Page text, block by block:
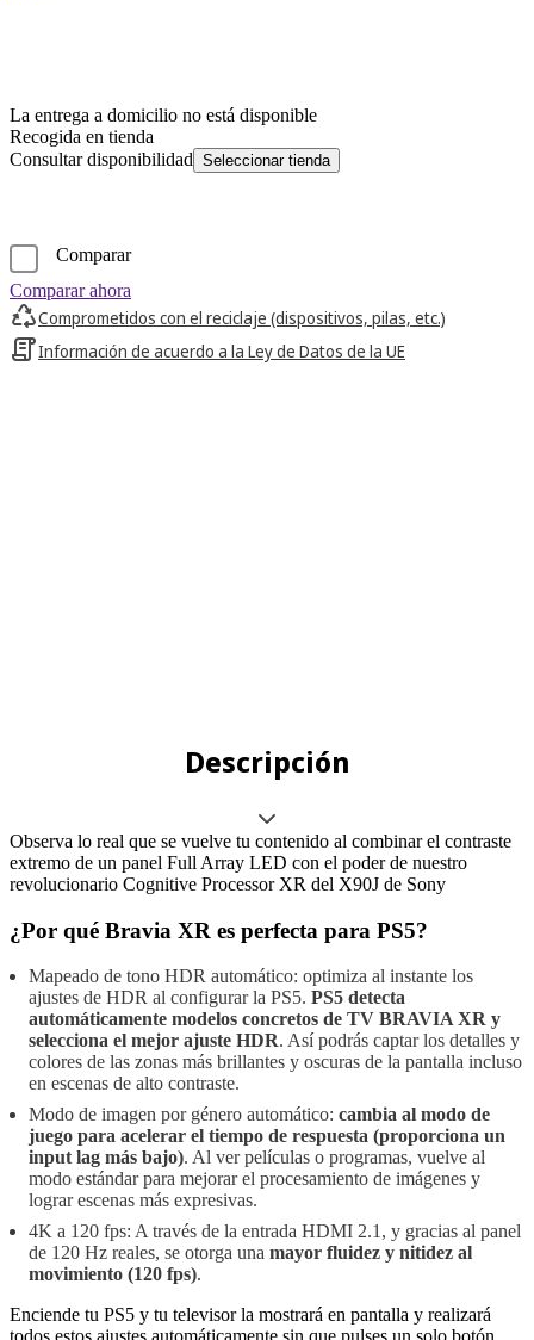
La entrega a domicilio no está disponible
Recogida en tienda
Consultar disponibilidad Seleccionar tienda
Comparar
Comparar ahora
Comprometidos con el reciclaje (dispositivos, pilas, etc.)
Información de acuerdo a la Ley de Datos de la UE
Descripción
Observa lo real que se vuelve tu contenido al combinar el contraste
extremo de un panel Full Array LED con el poder de nuestro
revolucionario Cognitive Processor XR del X90J de Sony
¿Por qué Bravia XR es perfecta para PS5?
Mapeado de tono HDR automático: optimiza al instante los
ajustes de HDR al configurar la PS5. PS5 detecta
automáticamente modelos concretos de TV BRAVIA XR y
selecciona el mejor ajuste HDR. Así podrás captar los detalles y
colores de las zonas más brillantes y oscuras de la pantalla incluso
en escenas de alto contraste.
Modo de imagen por género automático: cambia al modo de
juego para acelerar el tiempo de respuesta (proporciona un
input lag más bajo). Al ver películas o programas, vuelve al
modo estándar para mejorar el procesamiento de imágenes y
lograr escenas más expresivas.
4K a 120 fps: A través de la entrada HDMI 2.1, y gracias al panel
de 120 Hz reales, se otorga una mayor fluidez y nitidez al
movimiento (120 fps).
Enciende tu PS5 y tu televisor la mostrará en pantalla y realizará